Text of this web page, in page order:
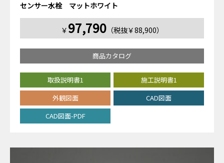
センサー水栓 マットホワイト
￥ 97,790（税抜￥88,900）
商品カタログ
取扱説明書1
施工説明書1
外観図面
CAD図面
CAD図面-PDF